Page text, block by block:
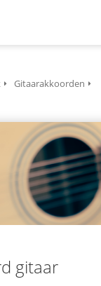
Gitaarakkoorden
gitaar